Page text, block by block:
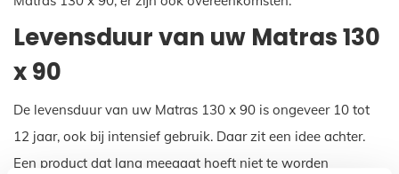
Levensduur van uw Matras 130
x 90
De levensduur van uw Matras 130 x 90 is ongeveer 10 tot
12 jaar, ook bij intensief gebruik. Daar zit een idee achter.
Een product dat lang meegaat hoeft niet te worden